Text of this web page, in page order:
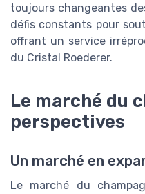
toujours changeantes
défis constants pour
offrant un service
du Cristal Roederer.
Le marché du
perspectives
Un marché en
Le marché du